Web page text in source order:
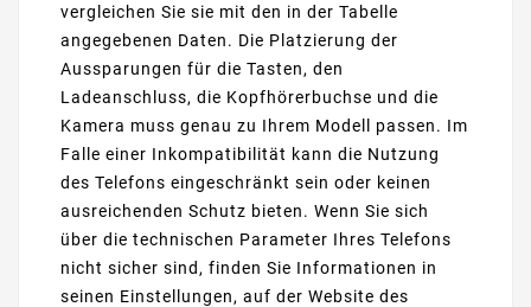
vergleichen Sie sie mit den in der Tabelle
angegebenen Daten. Die Platzierung der
Aussparungen für die Tasten, den
Ladeanschluss, die Kopfhörerbuchse und die
Kamera muss genau zu Ihrem Modell passen. Im
Falle einer Inkompatibilität kann die Nutzung
des Telefons eingeschränkt sein oder keinen
ausreichenden Schutz bieten. Wenn Sie sich
über die technischen Parameter Ihres Telefons
nicht sicher sind, finden Sie Informationen in
seinen Einstellungen, auf der Website des